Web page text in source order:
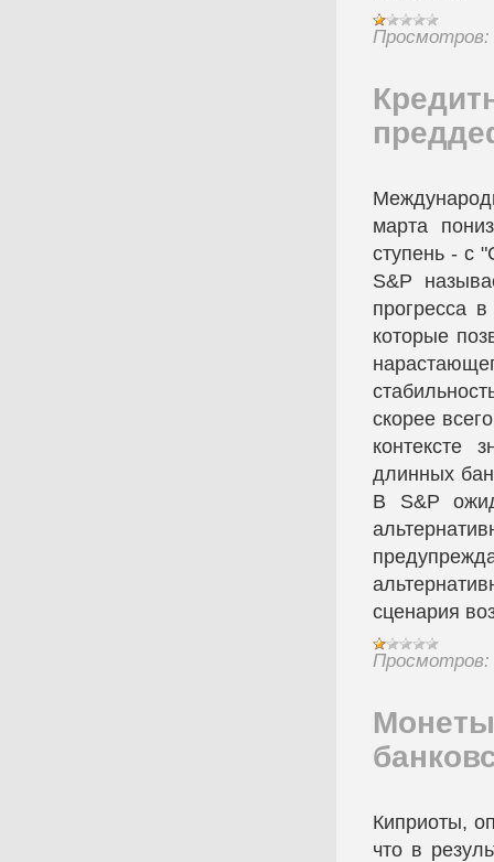
Просмотров:
марта
ступень - с
S&P
прогресса
которые
скорее
контексте
длинных
В S&P
сценария
Просмотров:
Киприоты,
что в